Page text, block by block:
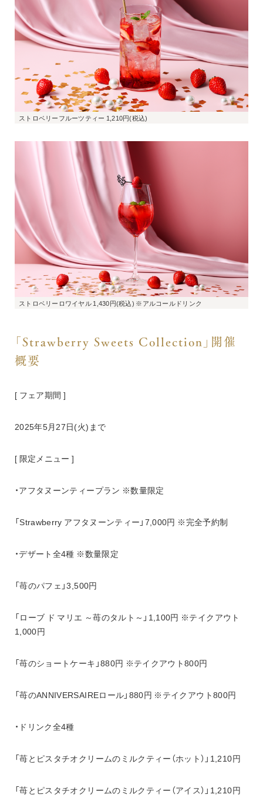
ストロベリーフルーツティー 1,210円(税込)
ストロベリーロワイヤル 1,430円(税込) ※アルコールドリンク
「Strawberry Sweets Collection」開催
概要
[ フェア期間 ]
2025年5月27日(火)まで
[ 限定メニュー ]
・アフタヌーンティープラン ※数量限定
「Strawberry アフタヌーンティー」7,000円 ※完全予約制
・デザート全4種 ※数量限定
「苺のパフェ」3,500円
「ローブ ド マリエ ～苺のタルト～」1,100円 ※テイクアウト
1,000円
「苺のショートケーキ」880円 ※テイクアウト800円
「苺のANNIVERSAIREロール」880円 ※テイクアウト800円
・ドリンク全4種
「苺とピスタチオクリームのミルクティー（ホット）」1,210円
「苺とピスタチオクリームのミルクティー（アイス）」1,210円